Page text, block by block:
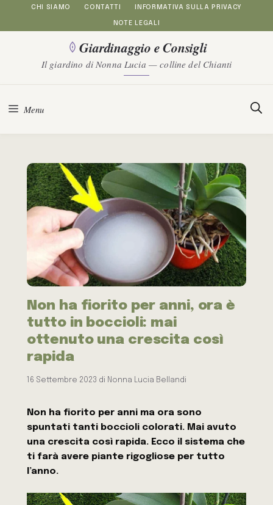
al
contenuto
CHI SIAMO CONTATTI INFORMATIVA SULLA PRIVACY
NOTE LEGALI
Giardinaggio e Consigli
Il giardino di Nonna Lucia — colline del Chianti
Menu
Non ha fiorito per anni, ora è
tutto in boccioli: mai
ottenuto una crescita così
rapida
16 Settembre 2023 di Nonna Lucia Bellandi
Non ha fiorito per anni ma ora sono
spuntati tanti boccioli colorati. Mai avuto
una crescita così rapida. Ecco il sistema che
ti farà avere piante rigogliose per tutto
l’anno.